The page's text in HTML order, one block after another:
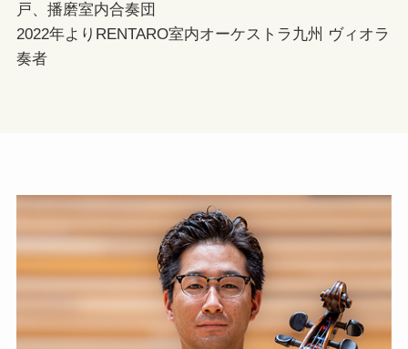
戸、播磨室内合奏団
2022年よりRENTARO室内オーケストラ九州 ヴィオラ
奏者